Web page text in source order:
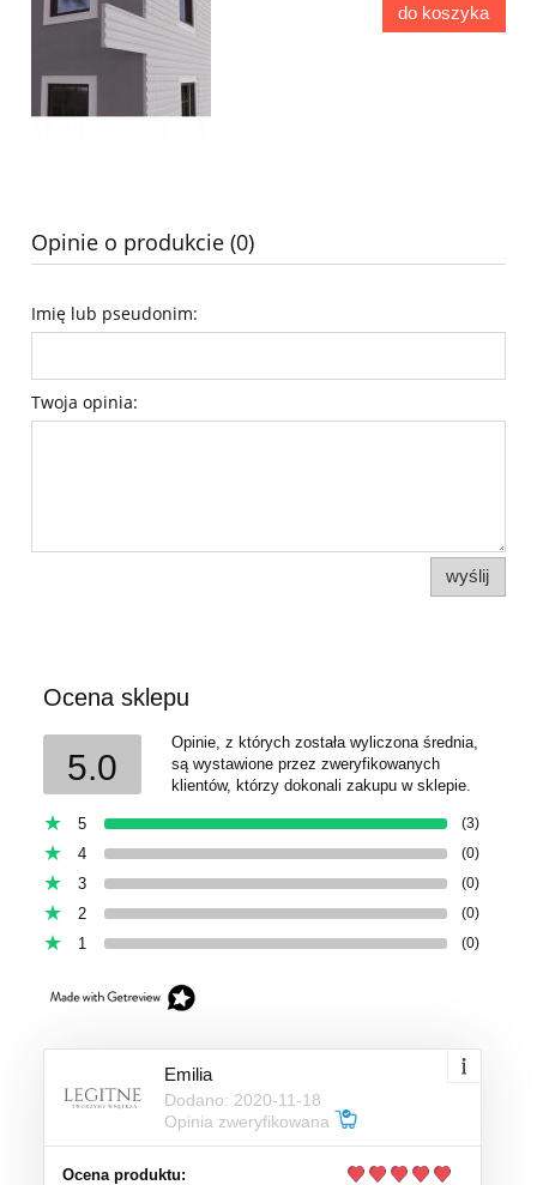
do koszyka
Opinie o produkcie (0)
Imię lub pseudonim:
Twoja opinia:
wyślij
Ocena sklepu
5.0
Opinie, z których została wyliczona średnia,
są wystawione przez zweryfikowanych
klientów, którzy dokonali zakupu w sklepie.
5 (3)
4 (0)
3 (0)
2 (0)
1 (0)
Emilia
Dodano: 2020-11-18
Opinia zweryfikowana
Ocena produktu: